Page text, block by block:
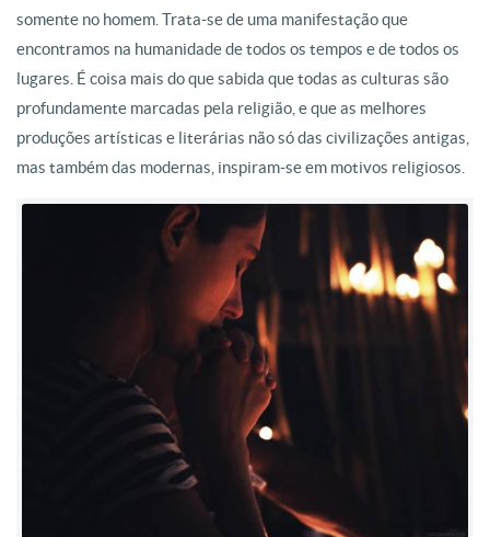
somente no homem. Trata-se de uma manifestação que
encontramos na humanidade de todos os tempos e de todos os
lugares. É coisa mais do que sabida que todas as culturas são
profundamente marcadas pela religião, e que as melhores
produções artísticas e literárias não só das civilizações antigas,
mas também das modernas, inspiram-se em motivos religiosos.